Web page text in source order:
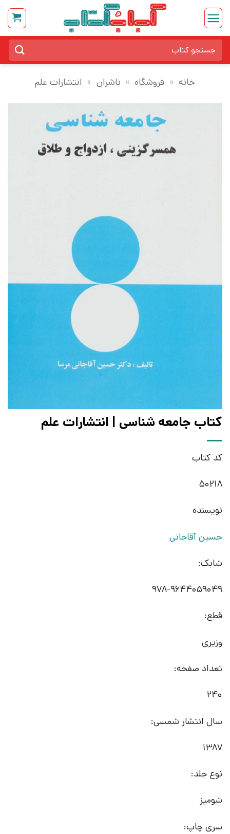
Skip
content
برای:
خانه » فروشگاه » ناشران » انتشارات علم
کتاب جامعه شناسی | انتشارات علم
کد کتاب
50218
نویسنده
حسین آقاجانی
شابک:
978-9644059049
قطع:
وزیری
تعداد صفحه:
240
سال انتشار شمسی:
1387
نوع جلد:
شومیز
سری چاپ: